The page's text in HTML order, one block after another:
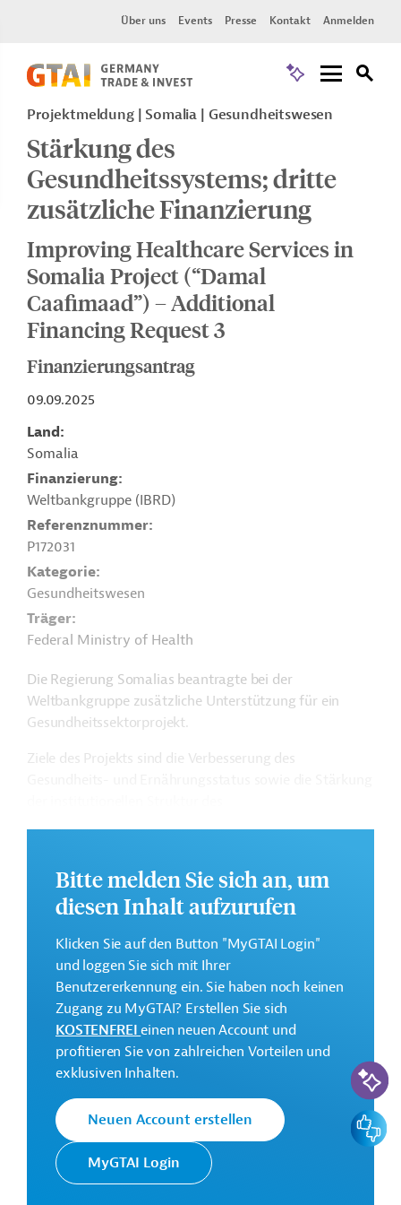
Über uns Events Presse Kontakt Anmelden
Projektmeldung Somalia Gesundheitswesen
Stärkung des
Gesundheitssystems; dritte
zusätzliche Finanzierung
Improving Healthcare Services in
Somalia Project (“Damal
Caafimaad”) – Additional
Financing Request 3
Finanzierungsantrag
09.09.2025
Land
Somalia
Finanzierung
Weltbankgruppe (IBRD)
Referenznummer
P172031
Kategorie
Gesundheitswesen
Träger
Federal Ministry of Health
Die Regierung Somalias beantragte bei der
Weltbankgruppe zusätzliche Unterstützung für ein
Gesundheitssektorprojekt.
Ziele des Projekts sind die Verbesserung des
finden Sie auf derWebseite der Weltbankgruppe
und im Originaldokument, das zum Download
bereitsteht.
GTAI informiert über dieWeltbankgruppe:
Schwerpunkte, Regularien und praktische Hinweise zur
Geschäftsanbahnung.
Gesamtkosten:
109,25 Millionen US-Dollar
Kontaktadressen
Bitte melden Sie sich an, um
diesen Inhalt aufzurufen
Klicken Sie auf den Button "MyGTAI Login"
und loggen Sie sich mit Ihrer
Benutzererkennung ein. Sie haben noch keinen
Zugang zu MyGTAI? Erstellen Sie sich
KOSTENFREIeinen neuen Account und
profitieren Sie von zahlreichen Vorteilen und
exklusiven Inhalten.
Neuen Account erstellen
MyGTAI Login
KI-